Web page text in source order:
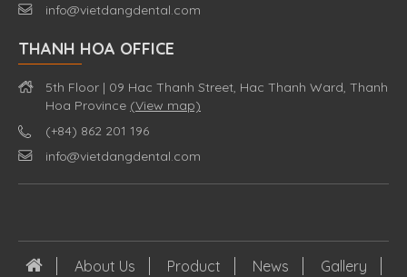
info@vietdangdental.com
THANH HOA OFFICE
5th Floor | 09 Hac Thanh Street, Hac Thanh Ward, Thanh
Hoa Province (View map)
(+84) 862 201 196
info@vietdangdental.com
About Us Product News Gallery